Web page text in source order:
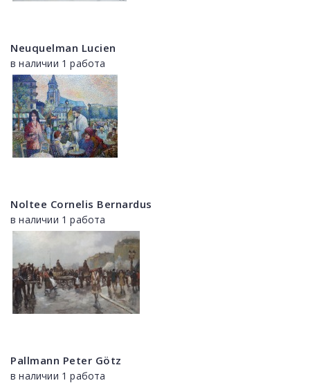
Neuquelman Lucien
в наличии 1 работа
Noltee Cornelis Bernardus
в наличии 1 работа
Pallmann Peter Götz
в наличии 1 работа